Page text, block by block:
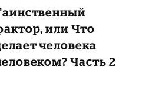
или Что
человека
Часть 2